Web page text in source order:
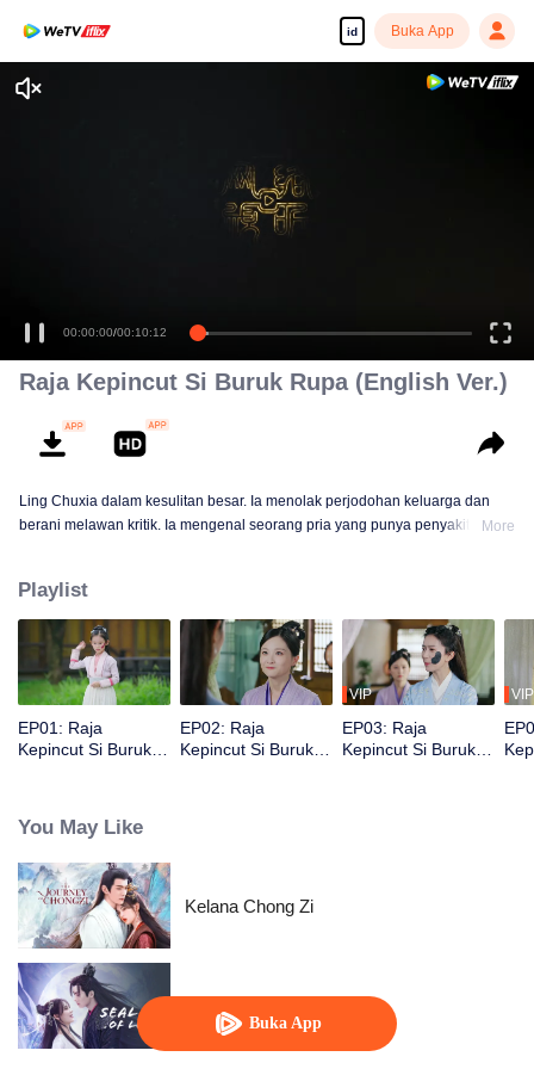
id Buka App
Buka App
00:00:00/00:10:12
Raja Kepincut Si Buruk Rupa (English Ver.)
Ling Chuxia dalam kesulitan besar. Ia menolak perjodohan keluarga dan
berani melawan kritik. Ia mengenal seorang pria yang punya penyakit yang
More
Playlist
EP01: Raja
Kepincut Si Buruk
EP02: Raja
Kepincut Si Buruk
VIP
EP03: Raja
Kepincut Si Buruk
VIP
You May Like
Kelana Chong Zi